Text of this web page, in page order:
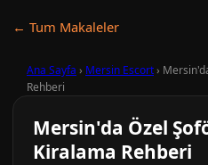
← Tum Makaleler
Ana Sayfa › Mersin Escort›
Rehberi
Mersin'da Özel
Kiralama Rehberi